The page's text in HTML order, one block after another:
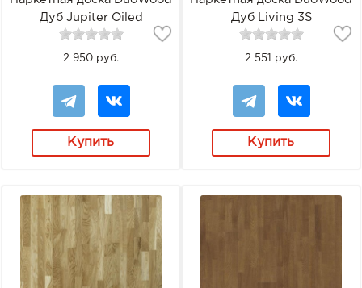
Дуб Jupiter Oiled
2 950 руб.
Купить
Дуб Living 3S
2 551 руб.
Купить